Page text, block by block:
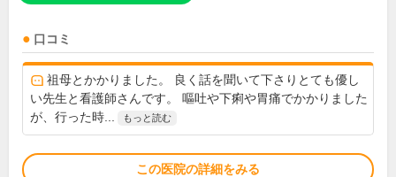
口コミ
祖母とかかりました。 良く話を聞いて下さりとても優し
い先生と看護師さんです。 嘔吐や下痢や胃痛でかかりました
が、行った時...
もっと読む
この医院の詳細をみる